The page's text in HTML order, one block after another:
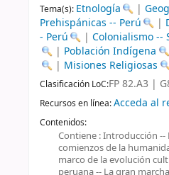
Tema(s): Etnología |
Prehispánicas -- Perú
|
- Perú
|Colonialismo --
| Población Indígena
| Misiones Religiosas
Clasificación LoC:FP 82.A3 |
Recursos en línea:Acceda al
Contenidos:
Contiene : Introducción --
comienzos de la
marco de la evolución
peruana -- La gran